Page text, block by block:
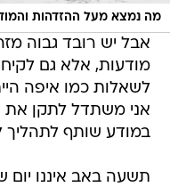
מה נמצא מעל ההזדהות
אבל יש רובד גבוה
מודעות, אלא גם
לשאלות כמו איפה
אני משתדל לתקן את
במודע שותף לתהליך
תשעה באב איננו יום